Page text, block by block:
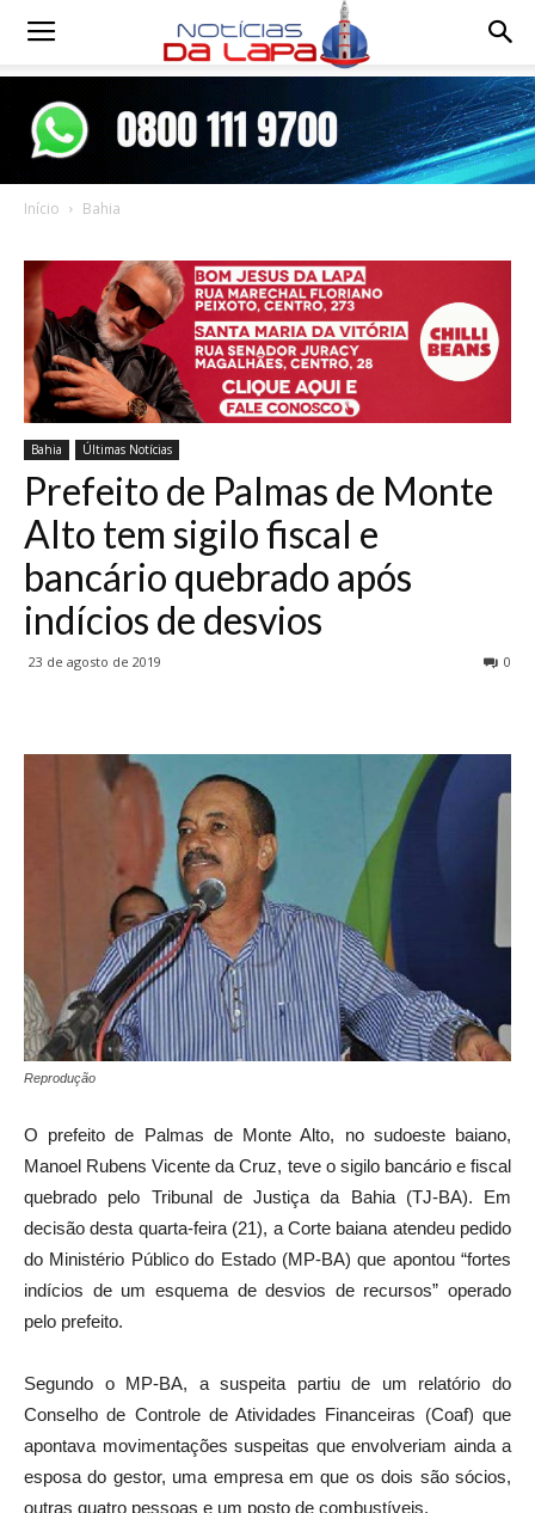
Notícias
Início Bahia
Bahia Últimas Notícias
Prefeito de Palmas de Monte
Alto tem sigilo fiscal e
bancário quebrado após
indícios de desvios
23 de agosto de 2019 0
Reprodução
O prefeito de Palmas de Monte Alto, no sudoeste baiano,
Manoel Rubens Vicente da Cruz, teve o sigilo bancário e fiscal
quebrado pelo Tribunal de Justiça da Bahia (TJ-BA). Em
decisão desta quarta-feira (21), a Corte baiana atendeu pedido
do Ministério Público do Estado (MP-BA) que apontou “fortes
indícios de um esquema de desvios de recursos” operado
pelo prefeito.
Segundo o MP-BA, a suspeita partiu de um relatório do
Conselho de Controle de Atividades Financeiras (Coaf) que
apontava movimentações suspeitas que envolveriam ainda a
esposa do gestor, uma empresa em que os dois são sócios,
outras quatro pessoas e um posto de combustíveis.